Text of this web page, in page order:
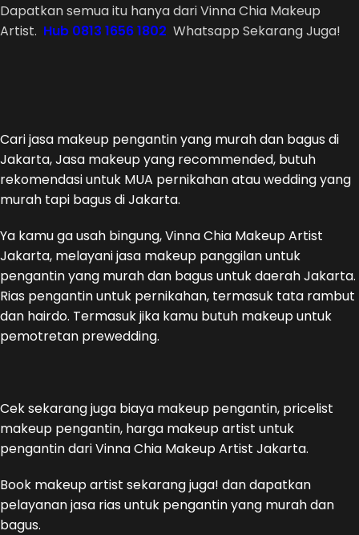
Dapatkan semua itu hanya dari Vinna Chia Makeup
Artist. Hub 0813 1656 1802 Whatsapp Sekarang Juga!
Cari jasa makeup pengantin yang murah dan bagus di
Jakarta, Jasa makeup yang recommended, butuh
rekomendasi untuk MUA pernikahan atau wedding yang
murah tapi bagus di Jakarta.
Ya kamu ga usah bingung, Vinna Chia Makeup Artist
Jakarta, melayani jasa makeup panggilan untuk
pengantin yang murah dan bagus untuk daerah Jakarta.
Rias pengantin untuk pernikahan, termasuk tata rambut
dan hairdo. Termasuk jika kamu butuh makeup untuk
pemotretan prewedding.
Cek sekarang juga biaya makeup pengantin, pricelist
makeup pengantin, harga makeup artist untuk
pengantin dari Vinna Chia Makeup Artist Jakarta.
Book makeup artist sekarang juga! dan dapatkan
pelayanan jasa rias untuk pengantin yang murah dan
bagus.